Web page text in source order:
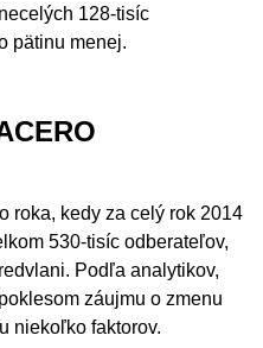
128-tisíc
pätinu menej.
roka, kedy za celý rok 2014
530-tisíc odberateľov,
Podľa analytikov,
záujmu o zmenu
niekoľko faktorov.